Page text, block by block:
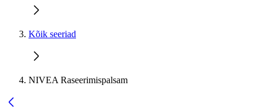
Kõik seeriad
NIVEA Raseerimispalsam